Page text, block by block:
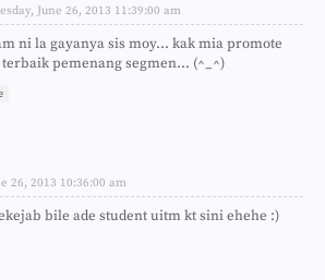
June 26, 2013 11:39:00 am
ni la gayanya sis moy... kak mia promote
pemenang segmen... (^_^)
26, 2013 10:36:00 am
bile ade student uitm kt sini ehehe :)